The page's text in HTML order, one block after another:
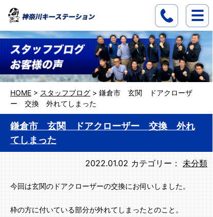
HOME > スタッフブログ > 鎌倉市 玄関 ドアクローザ
ー 交換 外れてしまった
鎌倉市 玄関 ドアクローザー 交換 外れ
てしまった
2022.01.02 カテゴリー： 未分類
今回は玄関のドアクローザーの交換にお伺いしました。
枠の方に付いている部分が外れてしまったとのこと。